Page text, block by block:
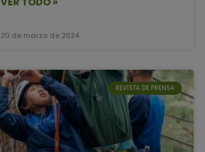
20 de marzo de 2024
REVISTA DE PRENSA